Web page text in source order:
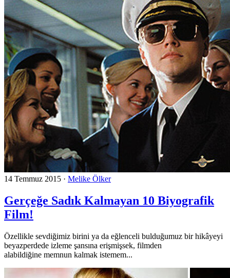
14 Temmuz 2015 · Melike Ölker
Gerçeğe Sadık Kalmayan 10 Biyografik
Film!
Özellikle sevdiğimiz birini ya da eğlenceli bulduğumuz bir hikâyeyi
beyazperdede izleme şansına erişmişsek, filmden
alabildiğine memnun kalmak istemem...